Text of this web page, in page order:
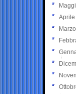
Aprile